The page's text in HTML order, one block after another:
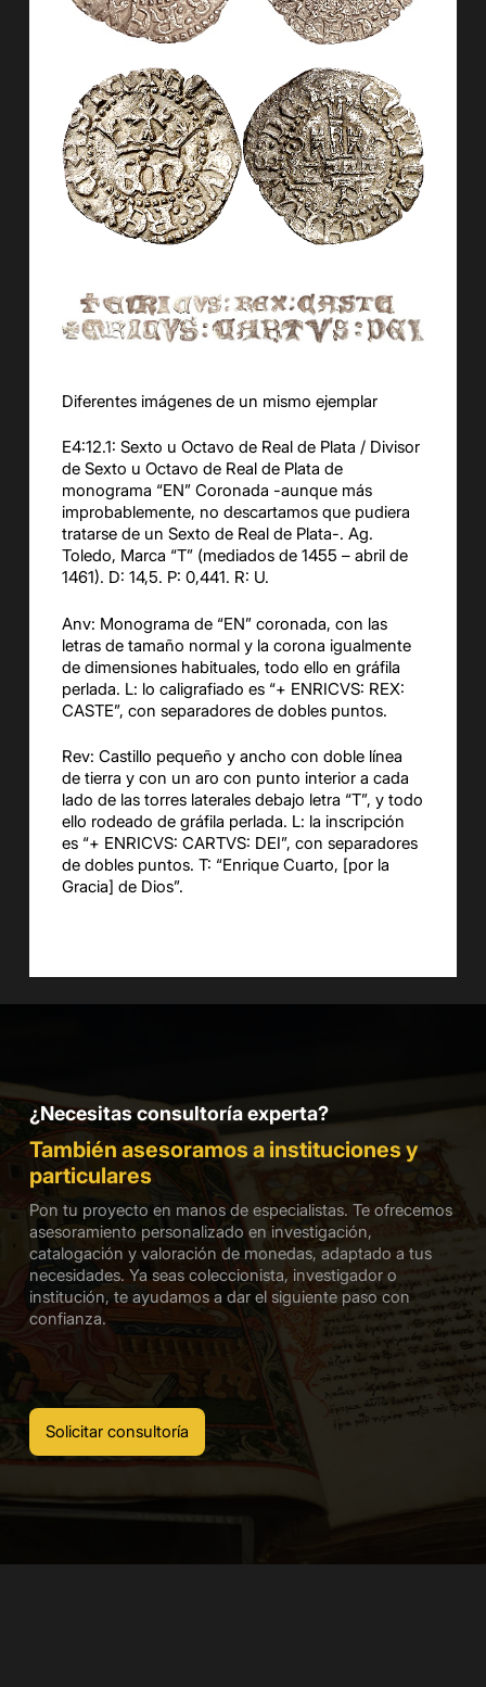
Diferentes imágenes de un mismo ejemplar
E4:12.1: Sexto u Octavo de Real de Plata / Divisor
de Sexto u Octavo de Real de Plata de
monograma “EN” Coronada -aunque más
improbablemente, no descartamos que pudiera
tratarse de un Sexto de Real de Plata-. Ag.
Toledo, Marca “T” (mediados de 1455 – abril de
1461). D: 14,5. P: 0,441. R: U.
Anv: Monograma de “EN” coronada, con las
letras de tamaño normal y la corona igualmente
de dimensiones habituales, todo ello en gráfila
perlada. L: lo caligrafiado es “+ ENRICVS: REX:
CASTE”, con separadores de dobles puntos.
Rev: Castillo pequeño y ancho con doble línea
de tierra y con un aro con punto interior a cada
lado de las torres laterales debajo letra “T”, y todo
ello rodeado de gráfila perlada. L: la inscripción
es “+ ENRICVS: CARTVS: DEI”, con separadores
de dobles puntos. T: “Enrique Cuarto, [por la
Gracia] de Dios”.
¿Necesitas consultoría experta?
También asesoramos a instituciones y
particulares
Pon tu proyecto en manos de especialistas. Te ofrecemos
asesoramiento personalizado en investigación,
catalogación y valoración de monedas, adaptado a tus
necesidades. Ya seas coleccionista, investigador o
institución, te ayudamos a dar el siguiente paso con
confianza.
Solicitar consultoría